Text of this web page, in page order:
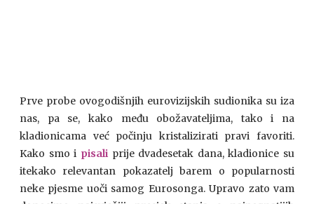
Prve probe ovogodišnjih eurovizijskih sudionika su iza
nas, pa se, kako među obožavateljima, tako i na
kladionicama već počinju kristalizirati pravi favoriti.
Kako smo i pisali prije dvadesetak dana, kladionice su
itekako relevantan pokazatelj barem o popularnosti
neke pjesme uoči samog Eurosonga. Upravo zato vam